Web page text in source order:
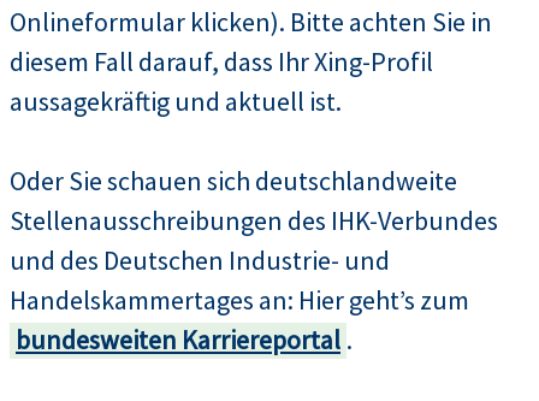
Onlineformular klicken). Bitte achten Sie in
diesem Fall darauf, dass Ihr Xing-Profil
aussagekräftig und aktuell ist.
Oder Sie schauen sich deutschlandweite
Stellenausschreibungen des IHK-Verbundes
und des Deutschen Industrie- und
Handelskammertages an: Hier geht’s zum
bundesweiten Karriereportal .